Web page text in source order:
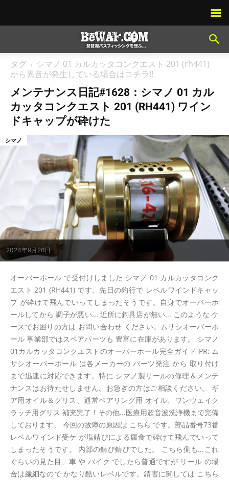
タグ
シマノ 01 カルカッタコンクエスト 201 (rh441)
から異音が発生している場合はコチラ!!
メンテナンス日記#1628：シマノ 01 カル
カッタコンクエスト 201 (RH441) ワイン
ドキャップが砕けた
2024年9月26日
シマノ
オーバーホール で受付けしました シマノ 01 カルカッタコンク
エスト 201 (RH441) です。先日の釣行で レベルワインドキャッ
プ が砕けて飛んでいってしまったそうです。自身でオーバーホ
ールしてから 調子が悪い... 近所に釣具店が無い... このような ケ
ースでお困りの方は お問い合わせ ください。ムサシオーバーホ
ール 事業部ではスペアパーツも 豊富に在庫があります。 シマノ
01カルカッタコンクエストのオーバーホール完全ガイド PR: ム
サシオーバーホール は各メーカーの パーツ発注 から 取り付け
まで迅速に対応できます。特に シマノ製リールの修理＆メンテ
ナンスはお待たせしません。お急ぎの方はご相談ください。 ギ
ア用オイル＆グリス、通常ベアリング用 オイル、ワンウェイク
ラッチ用グリス 補充完了！その他...医療用超音波洗浄機まで完備
しております。 今回の故障の原因は こちら です。部品番号73番
レベルワインド受ケ が塩錆びによる腐食で砕けて飛んでいって
しまったそうです。 内部の錆び錆びでした。 こちら側も...これ
ぐらいの見た目、車 や バイク でしたら普通ですが リール の場
合は繊細なので かなり酷いレベルです。錆害に関しては こちら